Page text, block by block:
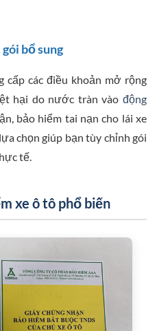
bổ sung
cấp các điều khoản mở rộng
hại do nước tràn vào động
bảo hiểm tai nạn cho lái xe
chọn giúp bạn tùy chỉnh gói
tế.
xe ô tô phổ biến